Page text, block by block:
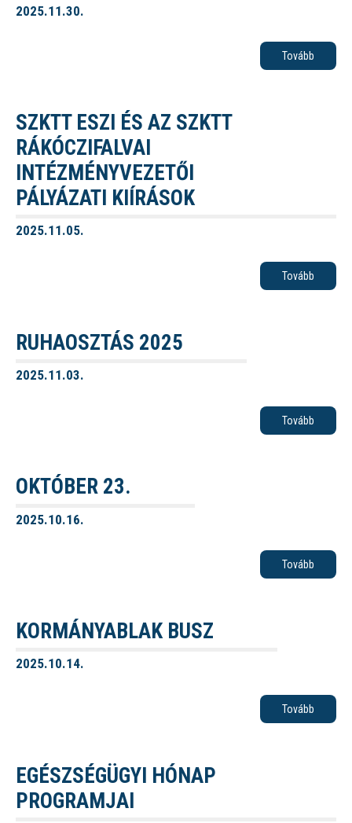
2025.11.30.
Tovább
SZKTT ESZI ÉS AZ SZKTT
RÁKÓCZIFALVAI
INTÉZMÉNYVEZETŐI
PÁLYÁZATI KIÍRÁSOK
2025.11.05.
Tovább
RUHAOSZTÁS 2025
2025.11.03.
Tovább
OKTÓBER 23.
2025.10.16.
Tovább
KORMÁNYABLAK BUSZ
2025.10.14.
Tovább
EGÉSZSÉGÜGYI HÓNAP
PROGRAMJAI